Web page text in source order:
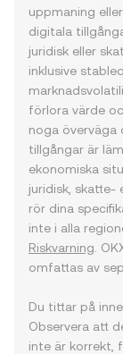
uppmaning
digitala
juridisk eller
inklusive
förlora värde
noga överväga
tillgångar är
ekonomiska
juridisk, skatte-
rör dina
inte i alla
Riskvarning .
omfattas av
Du tittar på
Observera att
inte är korrekt,